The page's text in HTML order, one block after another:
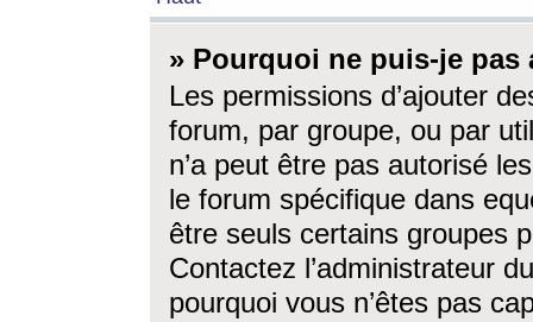
» Pourquoi ne puis-je
Les permissions d’ajouter
forum, par groupe, ou par
n’a peut être pas autorisé
le forum spécifique dans
être seuls certains groupes
Contactez l’administrateur
pourquoi vous n’êtes pas